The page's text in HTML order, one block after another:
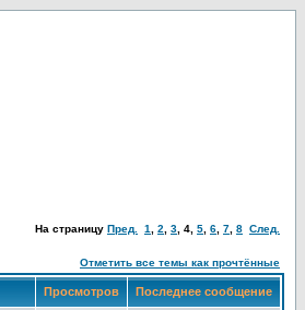
На страницу Пред. 1 2 3 4 5 6 7 8 След.
Отметить все темы как прочтённые
Просмотров Последнее сообщение